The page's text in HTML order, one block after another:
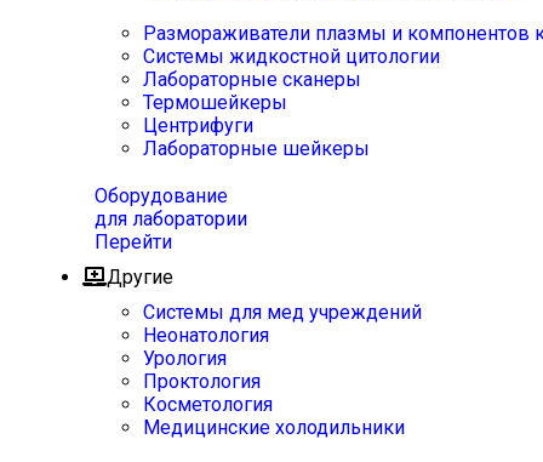
Размораживатели плазмы и компонентов
Системы жидкостной цитологии
Лабораторные сканеры
Термошейкеры
Центрифуги
Лабораторные шейкеры
Оборудование
для лаборатории
Перейти
Другие
Системы для мед учреждений
Неонатология
Урология
Проктология
Косметология
Медицинские холодильники